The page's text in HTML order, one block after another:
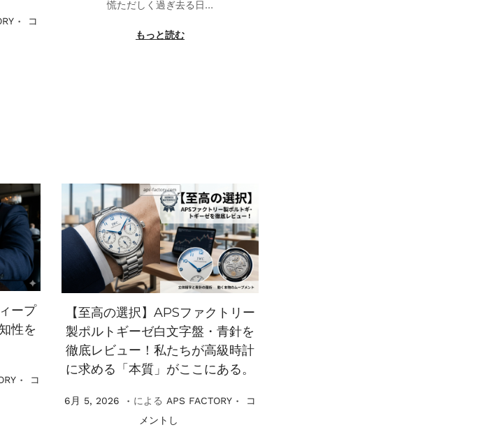
.
コ
6
慌ただしく過ぎ去る日…
もっと読む
ープ
性を
.
コ
【至高の選択】APSファクトリー
製ポルトギーゼ白文字盤・青針を
徹底レビュー！私たちが高級時計
に求める「本質」がここにある。
掲
6月 5, 2026
6. による APS FACTORY .
コ
メントし